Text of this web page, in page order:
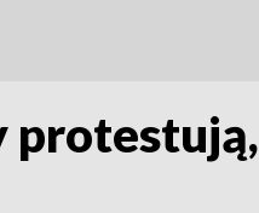
protestują,